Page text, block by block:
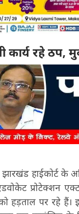
कार्य रहे ठप,
झारखंड हाईकोर्ट के
प्रोटेक्शन
हड़ताल पर रहे हैं।